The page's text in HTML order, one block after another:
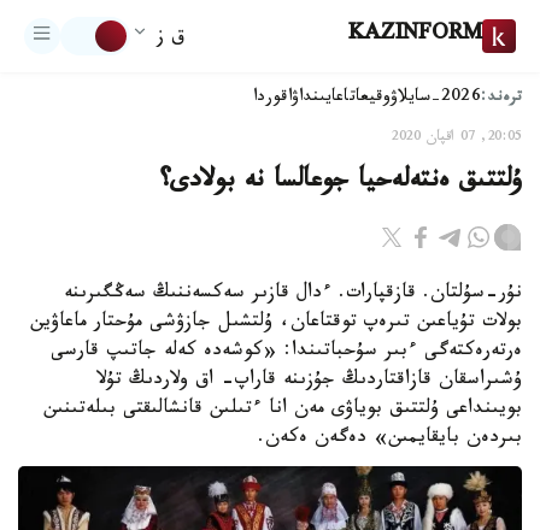
KAZINFORM ق ز
ترەند:2026-سايلاۋ وقيعاتاعايىنداۋاقوردا
20:05, 07 اقپان 2020
ۇلتتىق ەنتەلەحيا جوعالسا نە بولادى؟
نۇر-سۇلتان. قازقپارات. ءدال قازىر سەكسەننىڭ سەڭگىرىنە
بولات تۇياعىن تىرەپ توقتاعان، ۇلتشىل جازۋشى مۇحتار ماعاۋين
ەرتەرەكتەگى ءبىر سۇحباتىندا: «كوشەدە كەلە جاتىپ قارسى
ۇشىراسقان قازاقتاردىڭ جۇزىنە قاراپ- اق ولاردىڭ تۇلا
بويىنداعى ۇلتتىق بوياۋى مەن انا ءتىلىن قانشالىقتى بىلەتىنىن
بىردەن بايقايمىن» دەگەن ەكەن.